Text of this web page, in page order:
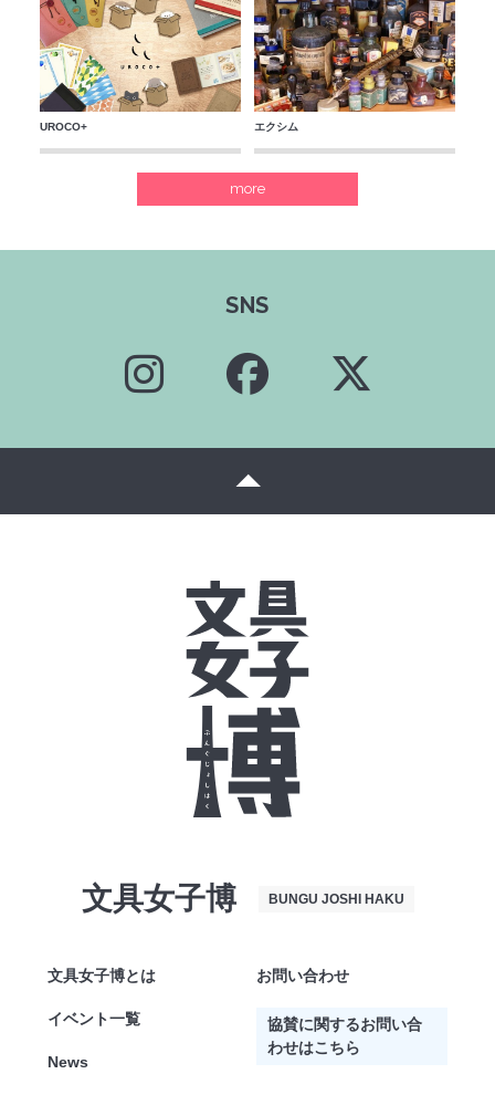
UROCO+ エクシム
more
SNS
文具女子博 BUNGU JOSHI HAKU
文具女子博とは
イベント一覧
News
お問い合わせ
協賛に関するお問い合
わせはこちら